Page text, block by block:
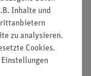
€
Inhalte und
zu analysieren.
Cookies.